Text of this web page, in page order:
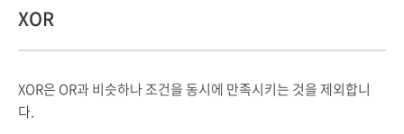
XOR
XOR은 OR과 비슷하나 조건을 동시에 만족시키는 것을 제외합니
다.